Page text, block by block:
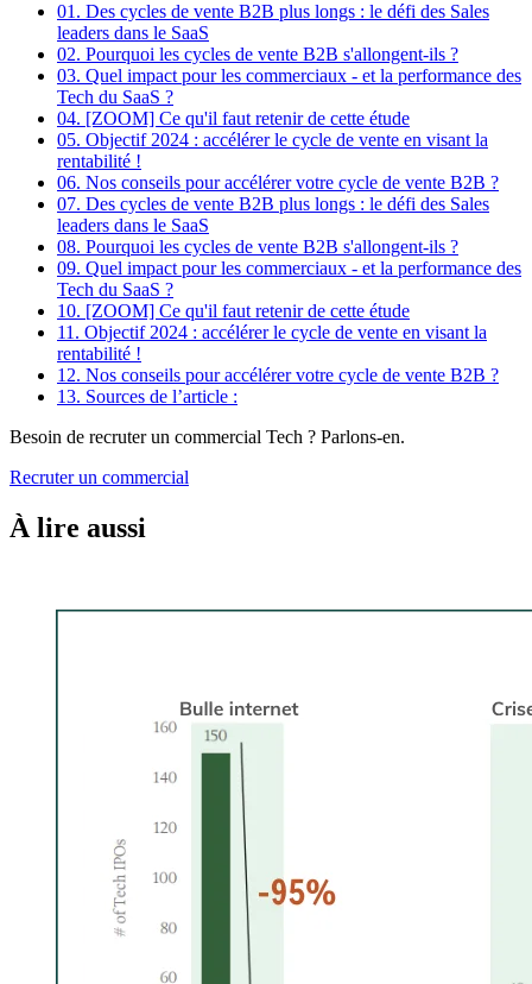
01. Des cycles de vente B2B plus longs : le défi des Sales
leaders dans le SaaS
02. Pourquoi les cycles de vente B2B s'allongent-ils ?
03. Quel impact pour les commerciaux - et la performance des
Tech du SaaS ?
04. [ZOOM] Ce qu'il faut retenir de cette étude
05. Objectif 2024 : accélérer le cycle de vente en visant la
rentabilité !
06. Nos conseils pour accélérer votre cycle de vente B2B ?
07. Des cycles de vente B2B plus longs : le défi des Sales
leaders dans le SaaS
08. Pourquoi les cycles de vente B2B s'allongent-ils ?
09. Quel impact pour les commerciaux - et la performance des
Tech du SaaS ?
10. [ZOOM] Ce qu'il faut retenir de cette étude
11. Objectif 2024 : accélérer le cycle de vente en visant la
rentabilité !
12. Nos conseils pour accélérer votre cycle de vente B2B ?
13. Sources de l’article :
Besoin de recruter un commercial Tech ? Parlons-en.
Recruter un commercial
À lire aussi